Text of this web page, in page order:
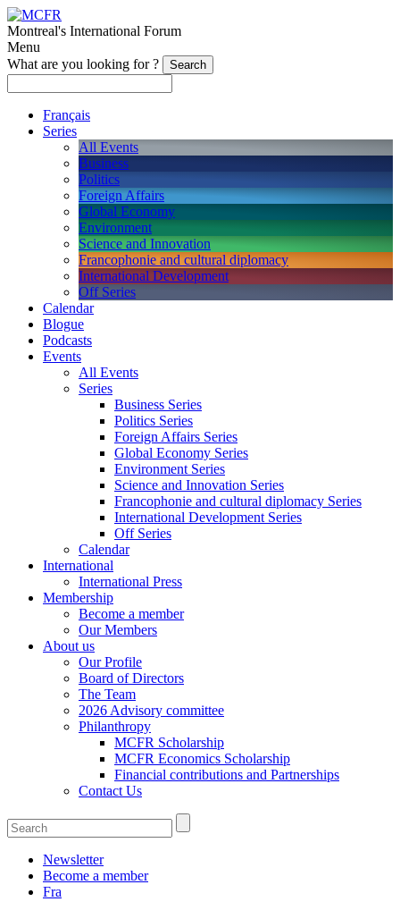
Montreal's International Forum
Menu
What are you looking for ?
Français
Series
All Events
Business
Politics
Foreign Affairs
Global Economy
Environment
Science and Innovation
Francophonie and cultural diplomacy
International Development
Off Series
Calendar
Blogue
Podcasts
Events
All Events
Series
Business Series
Politics Series
Foreign Affairs Series
Global Economy Series
Environment Series
Science and Innovation Series
Francophonie and cultural diplomacy Series
International Development Series
Off Series
Calendar
International
International Press
Membership
Become a member
Our Members
About us
Our Profile
Board of Directors
The Team
2026 Advisory committee
Philanthropy
MCFR Scholarship
MCFR Economics Scholarship
Financial contributions and Partnerships
Contact Us
Newsletter
Become a member
Fra